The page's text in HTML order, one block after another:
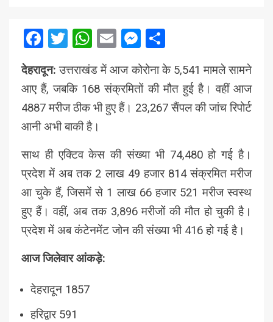
Facebook
Twitter
WhatsApp
EmailMessenger
देहरादून: उत्तराखंड में आज कोरोना के 5,541 मामले सामने
आए हैं, जबकि 168 संक्रमितों की मौत हुई है। वहीं आज
4887 मरीज ठीक भी हुए हैं। 23,267 सैंपल की जांच रिपोर्ट
आनी अभी बाकी है।
साथ ही एक्टिव केस की संख्या भी 74,480 हो गई है।
प्रदेश में अब तक 2 लाख 49 हजार 814 संक्रमित मरीज
आ चुके हैं, जिसमें से 1 लाख 66 हजार 521 मरीज स्वस्थ
हुए हैं। वहीं, अब तक 3,896 मरीजों की मौत हो चुकी है।
प्रदेश में अब कंटेनमेंट जोन की संख्या भी 416 हो गई है।
आज जिलेवार आंकड़े:
देहरादून 1857
हरिद्वार 591